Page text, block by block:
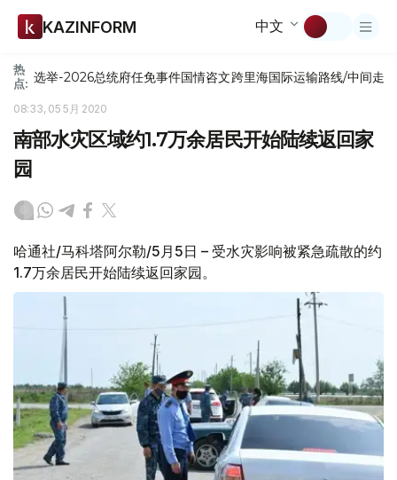
KAZINFORM 中文
热
点: 选举-2026总统府任免事件国情咨文跨里海国际运输路线/中间走廊
08:33, 05 5月 2020
南部水灾区域约1.7万余居民开始陆续返回家
园
哈通社/马科塔阿尔勒/5月5日 – 受水灾影响被紧急疏散的约
1.7万余居民开始陆续返回家园。